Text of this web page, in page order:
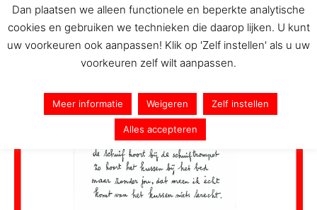
Dan plaatsen we alleen functionele en beperkte analytische
cookies en gebruiken we technieken die daarop lijken. U kunt
uw voorkeuren ook aanpassen! Klik op 'Zelf instellen' als u uw
voorkeuren zelf wilt aanpassen.
Meer informatie Weigeren Zelf instellen
Alles accepteren